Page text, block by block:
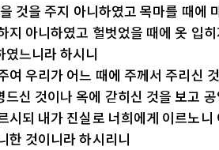
것을 주지 아니하였고 목마를 때에
지 아니하였고 헐벗었을 때에 옷 입
느니라 하시니
우리가 어느 때에 주께서 주리신
신 것이나 옥에 갇히신 것을 보고
되 내가 진실로 너희에게 이르노니
한 것이니라 하시리니